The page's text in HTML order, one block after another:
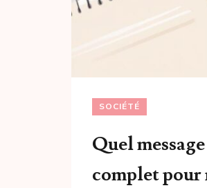
SOCIÉTÉ
Quel
complet pour